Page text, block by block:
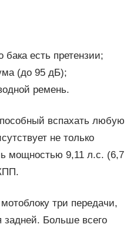
бака есть претензии;
(до 95 дБ);
ремень.
вспахать любую
не только
мощностью 9,11 л.с. (6,7
три передачи,
задней. Больше всего